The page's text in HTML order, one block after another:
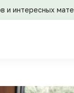
и интересных